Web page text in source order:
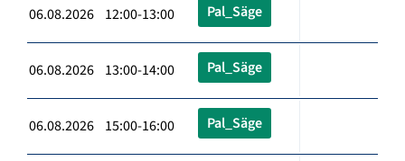
06.08.2026 12:00-13:00 Pal_Säge
06.08.2026 13:00-14:00 Pal_Säge
06.08.2026 15:00-16:00 Pal_Säge